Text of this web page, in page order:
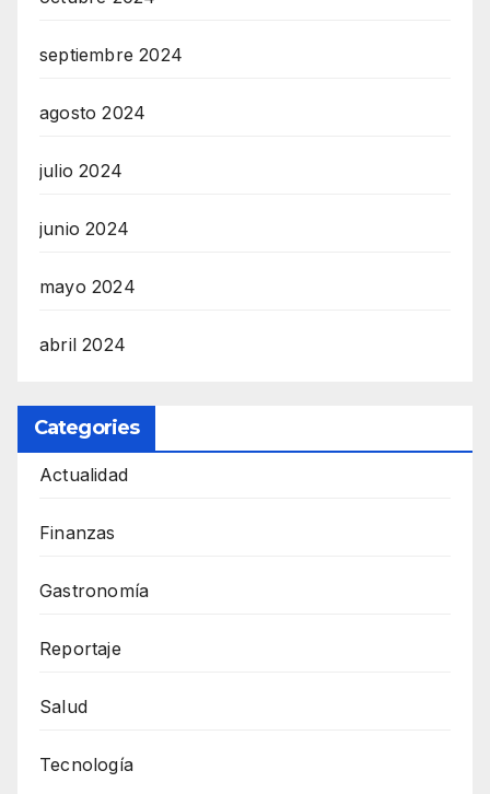
septiembre 2024
agosto 2024
julio 2024
junio 2024
mayo 2024
abril 2024
Categories
Actualidad
Finanzas
Gastronomía
Reportaje
Salud
Tecnología